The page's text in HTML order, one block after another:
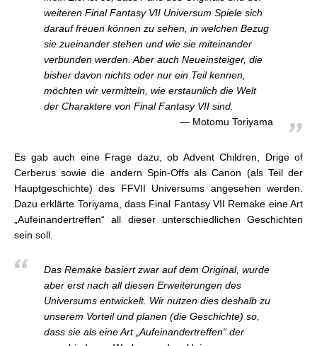
weiteren Final Fantasy VII Universum Spiele sich
darauf freuen können zu sehen, in welchen Bezug
sie zueinander stehen und wie sie miteinander
verbunden werden. Aber auch Neueinsteiger, die
bisher davon nichts oder nur ein Teil kennen,
möchten wir vermitteln, wie erstaunlich die Welt
der Charaktere von Final Fantasy VII sind.
Motomu Toriyama
Es gab auch eine Frage dazu, ob Advent Children, Drige of
Cerberus sowie die andern Spin-Offs als Canon (als Teil der
Hauptgeschichte) des FFVII Universums angesehen werden.
Dazu erklärte Toriyama, dass Final Fantasy VII Remake eine Art
„Aufeinandertreffen“ all dieser unterschiedlichen Geschichten
sein soll.
Das Remake basiert zwar auf dem Original, wurde
aber erst nach all diesen Erweiterungen des
Universums entwickelt. Wir nutzen dies deshalb zu
unserem Vorteil und planen (die Geschichte) so,
dass sie als eine Art „Aufeinandertreffen“ der